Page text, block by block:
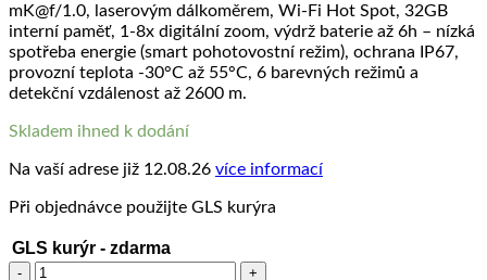
mK@f/1.0, laserovým dálkoměrem, Wi-Fi Hot Spot, 32GB
interní paměť, 1-8x digitální zoom, výdrž baterie až 6h – nízká
spotřeba energie (smart pohotovostní režim), ochrana IP67,
provozní teplota -30°C až 55°C, 6 barevných režimů a
detekční vzdálenost až 2600 m.
Skladem ihned k dodání
Na vaší adrese již 12.08.26 více informací
Při objednávce použijte GLS kurýra
GLS kurýr - zdarma
Pixfra